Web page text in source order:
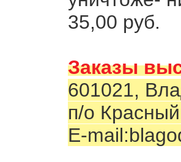
35,00 руб.
Заказы
601021,
п/о
Е-